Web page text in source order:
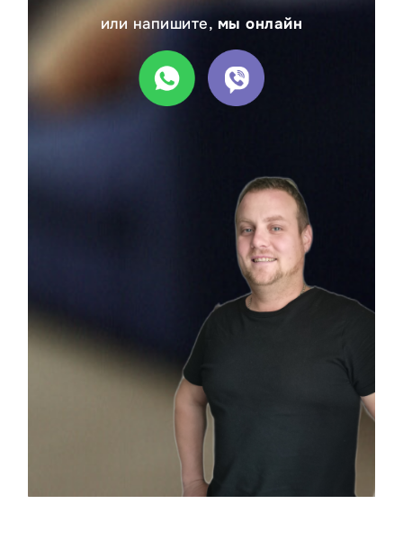
или напишите, мы онлайн